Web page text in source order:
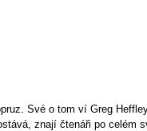
Své o tom ví Greg
znají čtenáři po celém